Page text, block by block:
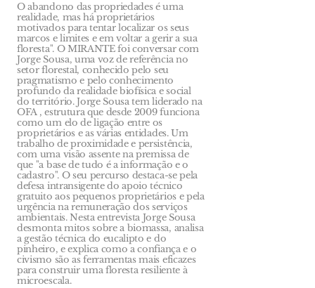
O abandono das propriedades é uma
realidade, mas há proprietários
motivados para tentar localizar os seus
marcos e limites e em voltar a gerir a sua
floresta". O MIRANTE foi conversar com
Jorge Sousa, uma voz de referência no
setor florestal, conhecido pelo seu
pragmatismo e pelo conhecimento
profundo da realidade biofísica e social
do território. Jorge Sousa tem liderado na
OFA , estrutura que desde 2009 funciona
como um elo de ligação entre os
proprietários e as várias entidades. Um
trabalho de proximidade e persistência,
com uma visão assente na premissa de
que "a base de tudo é a informação e o
cadastro". O seu percurso destaca-se pela
defesa intransigente do apoio técnico
gratuito aos pequenos proprietários e pela
urgência na remuneração dos serviços
ambientais. Nesta entrevista Jorge Sousa
desmonta mitos sobre a biomassa, analisa
a gestão técnica do eucalipto e do
pinheiro, e explica como a confiança e o
civismo são as ferramentas mais eficazes
para construir uma floresta resiliente à
microescala.